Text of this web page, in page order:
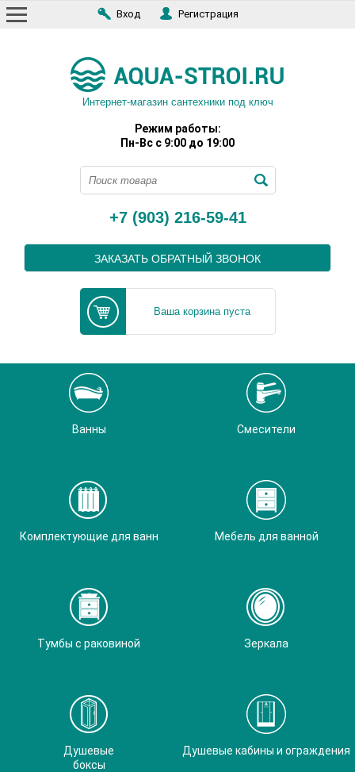
Вход Регистрация
Интернет-магазин сантехники под ключ
Режим работы:
Пн-Вс с 9:00 до 19:00
+7 (903) 216-59-41
ЗАКАЗАТЬ ОБРАТНЫЙ ЗВОНОК
Ваша корзина пуста
Ванны Смесители
Комплектующие для ванн Мебель для ванной
Тумбы с раковиной Зеркала
Душевые
боксы
Душевые кабины и ограждения